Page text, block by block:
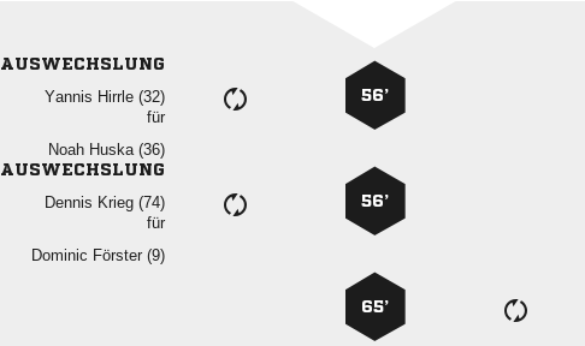
AUSWECHSLUNG
  
für
  
56’
AUSWECHSLUNG
  
für
  
56’
65’